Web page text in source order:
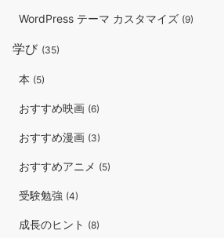
WordPress テーマ カスタマイズ (9)
学び (35)
本 (5)
おすすめ映画 (6)
おすすめ漫画 (3)
おすすめアニメ (5)
受験勉強 (4)
成長のヒント (8)